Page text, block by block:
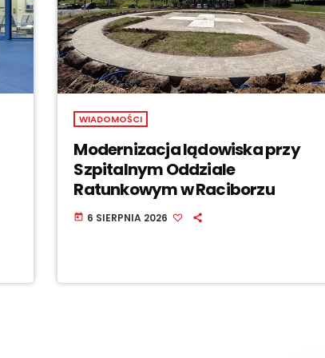
WIADOMOŚCI
Modernizacja lądowiska przy
Szpitalnym Oddziale
Ratunkowym w Raciborzu
today 6 SIERPNIA 2026